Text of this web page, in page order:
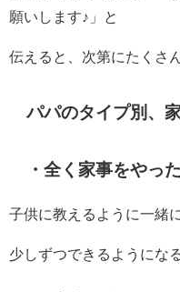
願いします♪」と
伝えると、次第にたくさ
パパのタイプ別、
・全く家事をやっ
子供に教えるように一緒
少しずつできるようにな